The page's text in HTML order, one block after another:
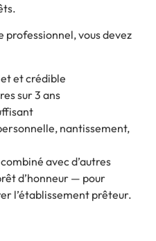
vous devez
et crédible
sur 3 ans
nantissement,
avec d’autres
d’honneur — pour
l’établissement prêteur.